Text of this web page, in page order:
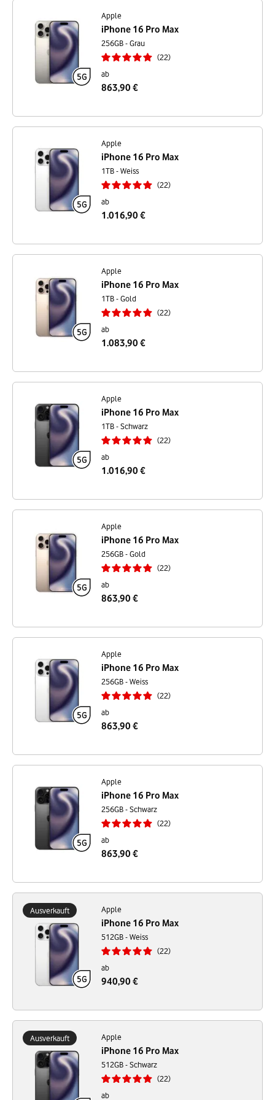
Apple
iPhone 16 Pro Max
256GB - Grau
22
ab
863,90 €
Apple
iPhone 16 Pro Max
1TB - Weiss
22
ab
1.016,90 €
Apple
iPhone 16 Pro Max
1TB - Gold
22
ab
1.083,90 €
Apple
iPhone 16 Pro Max
1TB - Schwarz
22
ab
1.016,90 €
Apple
iPhone 16 Pro Max
256GB - Gold
22
ab
863,90 €
Apple
iPhone 16 Pro Max
256GB - Weiss
22
ab
863,90 €
Apple
iPhone 16 Pro Max
256GB - Schwarz
22
ab
863,90 €
Ausverkauft Apple
iPhone 16 Pro Max
512GB - Weiss
22
ab
940,90 €
Ausverkauft Apple
iPhone 16 Pro Max
512GB - Schwarz
22
ab